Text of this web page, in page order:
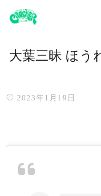
大葉三昧️ ほう
2023年1月19日